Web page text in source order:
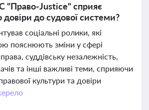
"Право-Justice" сприяє
до судової системи?
соціальні ролики, які
пояснюють зміни у сфері
суддівську незалежність,
та інші важливі теми, сприяючи
культури та довіри